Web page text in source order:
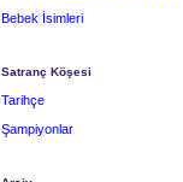
Bebek İsimleri
Satranç Köşesi
Tarihçe
Şampiyonlar